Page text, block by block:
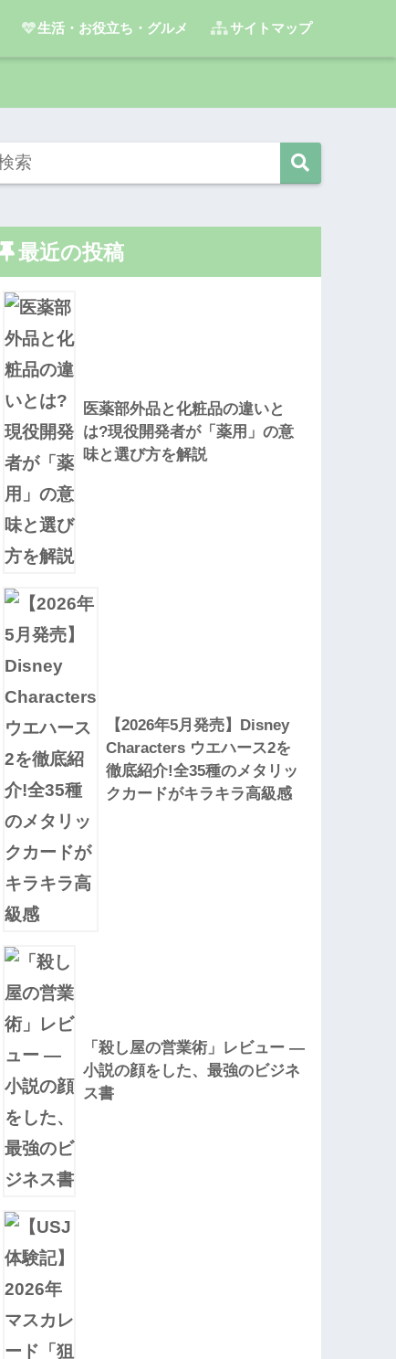
生活・お役立ち・グルメ サイトマップ
最近の投稿
医薬部外品と化粧品の違いと
は?現役開発者が「薬用」の意
味と選び方を解説
【2026年5月発売】Disney
Characters ウエハース2を
徹底紹介!全35種のメタリッ
クカードがキラキラ高級感
「殺し屋の営業術」レビュー —
小説の顔をした、最強のビジネ
ス書